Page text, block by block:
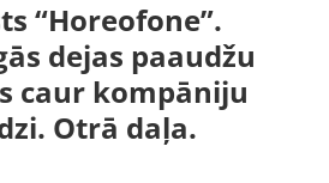
“Horeofone”.
dejas paaudžu
caur kompāniju
Otrā daļa.